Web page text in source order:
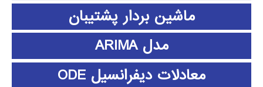
ماشین بردار پشتیبان
مدل ARIMA
معادلات دیفرانسیل ODE